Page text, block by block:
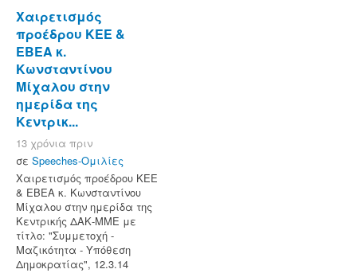
Χαιρετισμός
προέδρου ΚΕΕ &
ΕΒΕΑ κ.
Κωνσταντίνου
Μίχαλου στην
ημερίδα της
Κεντρικ...
13 χρόνια πριν
σε Speeches-Ομιλίες
Χαιρετισμός προέδρου ΚΕΕ
& ΕΒΕΑ κ. Κωνσταντίνου
Μίχαλου στην ημερίδα της
Κεντρικής ΔΑΚ-ΜΜΕ με
τίτλο: "Συμμετοχή -
Μαζικότητα - Υπόθεση
Δημοκρατίας", 12.3.14